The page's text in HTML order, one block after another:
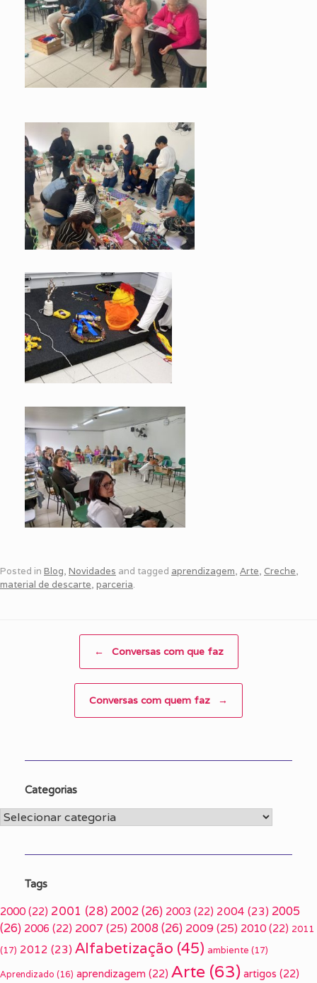
Posted in Blog, Novidades and tagged aprendizagem, Arte, Creche,
material de descarte, parceria.
← Conversas com que faz
Conversas com quem faz →
Categorias
Categorias
Tags
2000 (22) 2001 (28) 2002(26) 2003 (22) 2004 (23) 2005
(26) 2006 (22) 2007 (25) 2008(26) 2009(25) 2010 (22) 2011
(17) 2012 (23) Alfabetização (45) ambiente (17)
Aprendizado (16) aprendizagem (22) Arte (63) artigos (22)